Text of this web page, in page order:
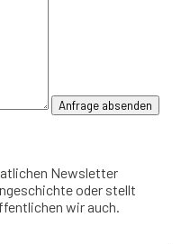
Newsletter
oder stellt
wir auch.